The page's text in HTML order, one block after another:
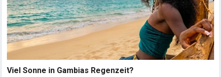
Viel Sonne in Gambias Regenzeit?